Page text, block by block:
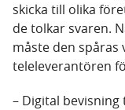
skicka till olika
de tolkar svaren.
måste den spåras
teleleverantören
– Digital bevisning